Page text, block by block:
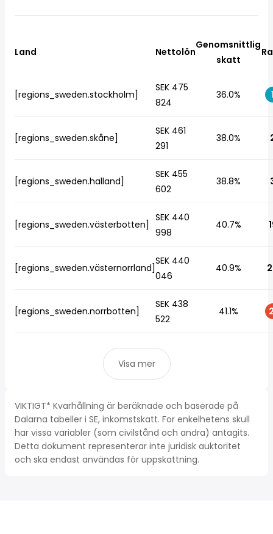
Land Nettolön
Genomsnittlig
skatt
[regions_sweden.stockholm]
SEK 475
824
36.0%
[regions_sweden.skåne]
SEK 461
291
38.0%
[regions_sweden.halland]
SEK 455
602
38.8%
[regions_sweden.västerbotten]
SEK 440
998
40.7%
[regions_sweden.västernorrland]
SEK 440
046
40.9%
[regions_sweden.norrbotten]
SEK 438
522
41.1%
Visa mer
VIKTIGT* Kvarhållning är beräknade och baserade på
Dalarna tabeller i SE, inkomstskatt. For enkelhetens skull
har vissa variabler (som civilstånd och andra) antagits.
Detta dokument representerar inte juridisk auktoritet
och ska endast användas för uppskattning.